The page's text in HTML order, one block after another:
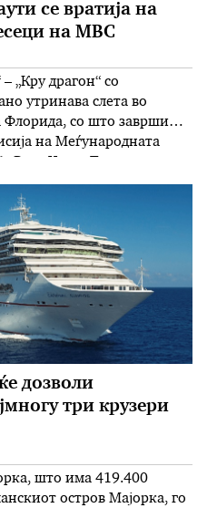
се вратија на
на МВС
„Кру драгон“ со
утринава слета во
Флорида, со што заврши
на Меѓународната
од американската НАСА,
Матијас Маурер од
се вратија на Земјата
дозволи
три крузери
што има 419.400
остров Мајорка, го